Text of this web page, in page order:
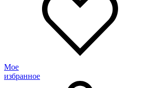
Мое
избранное